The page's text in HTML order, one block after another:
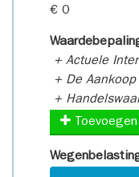
€ 0
+ Actuele
+ De
+